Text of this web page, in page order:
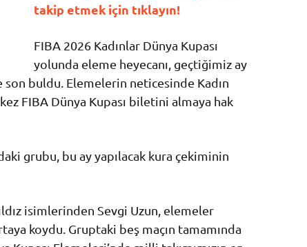
takip etmek için tıklayın!
FIBA 2026 Kadınlar Dünya Kupası
yolunda eleme heyecanı, geçtiğimiz ay
buldu. Elemelerin neticesinde Kadın
FIBA Dünya Kupası biletini almaya hak
grubu, bu ay yapılacak kura çekiminin
isimlerinden Sevgi Uzun, elemeler
koydu. Gruptaki beş maçın tamamında